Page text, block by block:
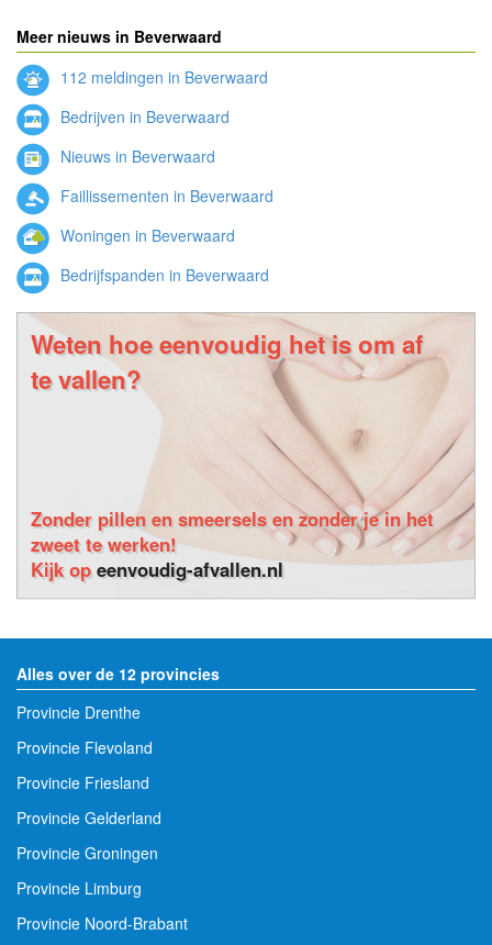
Meer nieuws in Beverwaard
112 meldingen in Beverwaard
Bedrijven in Beverwaard
Nieuws in Beverwaard
Faillissementen in Beverwaard
Woningen in Beverwaard
Bedrijfspanden in Beverwaard
Weten hoe eenvoudig het is om af
te vallen?
Zonder pillen en smeersels en zonder je in het
zweet te werken!
Kijk opeenvoudig-afvallen.nl
Alles over de 12 provincies
Provincie Drenthe
Provincie Flevoland
Provincie Friesland
Provincie Gelderland
Provincie Groningen
Provincie Limburg
Provincie Noord-Brabant